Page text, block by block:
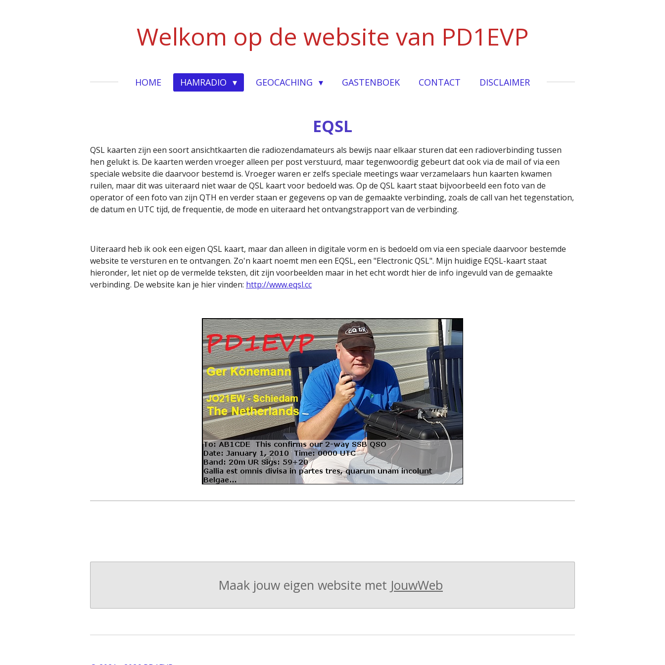
Welkom op de website van PD1EVP
HOME HAMRADIO GEOCACHING GASTENBOEK CONTACT DISCLAIMER
EQSL
QSL kaarten zijn een soort ansichtkaarten die radiozendamateurs als bewijs naar elkaar sturen dat een radioverbinding tussen
hen gelukt is. De kaarten werden vroeger alleen per post verstuurd, maar tegenwoordig gebeurt dat ook via de mail of via een
speciale website die daarvoor bestemd is. Vroeger waren er zelfs speciale meetings waar verzamelaars hun kaarten kwamen
ruilen, maar dit was uiteraard niet waar de QSL kaart voor bedoeld was. Op de QSL kaart staat bijvoorbeeld een foto van de
operator of een foto van zijn QTH en verder staan er gegevens op van de gemaakte verbinding, zoals de call van het tegenstation,
de datum en UTC tijd, de frequentie, de mode en uiteraard het ontvangstrapport van de verbinding.
Uiteraard heb ik ook een eigen QSL kaart, maar dan alleen in digitale vorm en is bedoeld om via een speciale daarvoor bestemde
website te versturen en te ontvangen. Zo'n kaart noemt men een EQSL, een "Electronic QSL". Mijn huidige EQSL-kaart staat
hieronder, let niet op de vermelde teksten, dit zijn voorbeelden maar in het echt wordt hier de info ingevuld van de gemaakte
verbinding. De website kan je hier vinden: http://www.eqsl.cc
Maak jouw eigen website met JouwWeb